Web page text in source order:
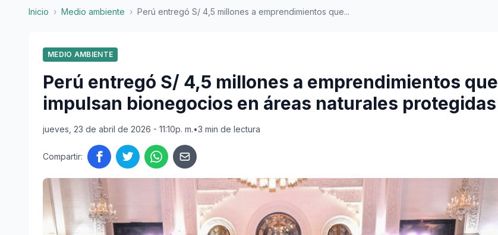
Inicio › Medio ambiente › Perú entregó S/ 4,5 millones a emprendimientos que...
MEDIO AMBIENTE
Perú entregó S/ 4,5 millones a emprendimientos que
impulsan bionegocios en áreas naturales protegidas
jueves, 23 de abril de 2026 - 11:10p. m.•3 min de lectura
Compartir: